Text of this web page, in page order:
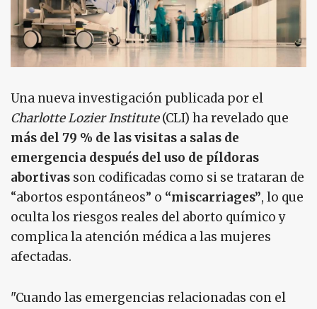
Una nueva investigación publicada por el
Charlotte Lozier Institute(CLI) ha revelado que
más del 79 % de las visitas a salas de
emergencia después del uso de píldoras
abortivas son codificadas como si se trataran de
“abortos espontáneos” o “miscarriages”, lo que
oculta los riesgos reales del aborto químico y
complica la atención médica a las mujeres
afectadas.
"Cuando las emergencias relacionadas con el